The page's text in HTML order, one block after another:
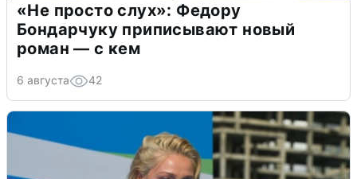
«Не просто слух»: Федору
Бондарчуку приписывают новый
роман — с кем
6 августа 42